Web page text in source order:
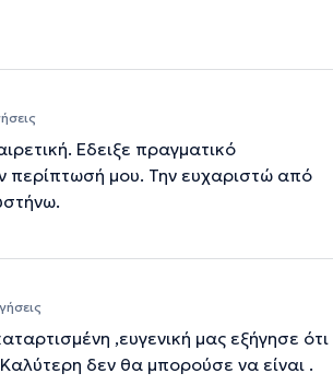
Εδειξε πραγματικό
περίπτωσή μου. Την ευχαριστώ από
,ευγενική μας εξήγησε ότι
δεν θα μπορούσε να είναι .